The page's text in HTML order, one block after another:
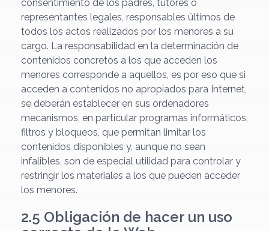
consentimiento de los padres, tutores o
representantes legales, responsables últimos de
todos los actos realizados por los menores a su
cargo. La responsabilidad en la determinación de
contenidos concretos a los que acceden los
menores corresponde a aquellos, es por eso que si
acceden a contenidos no apropiados para Internet,
se deberán establecer en sus ordenadores
mecanismos, en particular programas informáticos,
filtros y bloqueos, que permitan limitar los
contenidos disponibles y, aunque no sean
infalibles, son de especial utilidad para controlar y
restringir los materiales a los que pueden acceder
los menores.
2.5 Obligación de hacer un uso